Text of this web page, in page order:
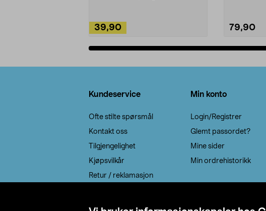
39,90 79,90
Kundeservice
Ofte stilte spørsmål
Kontakt oss
Tilgjengelighet
Kjøpsvilkår
Retur / reklamasjon
Min konto
Login/Registrer
Glemt passordet?
Mine sider
Min ordrehistorikk